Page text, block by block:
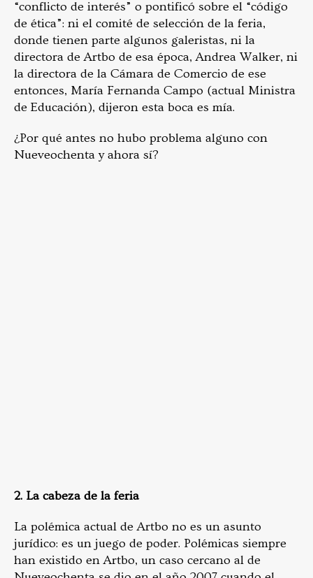
“conflicto de interés” o pontificó sobre el “código
de ética”: ni el comité de selección de la feria,
donde tienen parte algunos galeristas, ni la
directora de Artbo de esa época, Andrea Walker, ni
la directora de la Cámara de Comercio de ese
entonces, María Fernanda Campo (actual Ministra
de Educación), dijeron esta boca es mía.
¿Por qué antes no hubo problema alguno con
Nueveochenta y ahora sí?
2. La cabeza de la feria
La polémica actual de Artbo no es un asunto
jurídico: es un juego de poder. Polémicas siempre
han existido en Artbo, un caso cercano al de